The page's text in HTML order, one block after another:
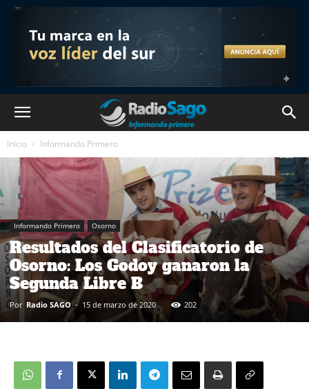
Inicio Informando Primero
Informando Primero Osorno
Resultados del Clasificatorio de
Osorno: Los Godoy ganaron la
Segunda Libre B
Por Radio SAGO - 15 de marzo de 2020 202